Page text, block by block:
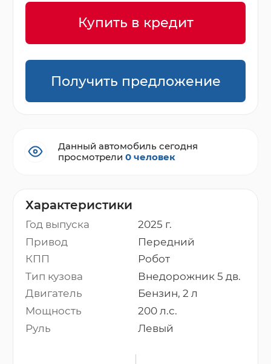
Характеристики
Год выпуска
2025 г.
Привод
Передний
КПП
Робот
Тип кузова
Внедорожник 5 дв.
Двигатель
Бензин, 2 л
Мощность
200 л.с.
Руль
Левый
Купить в кредит
Получить предложение
Данный автомобиль сегодня
просмотрели0 человек